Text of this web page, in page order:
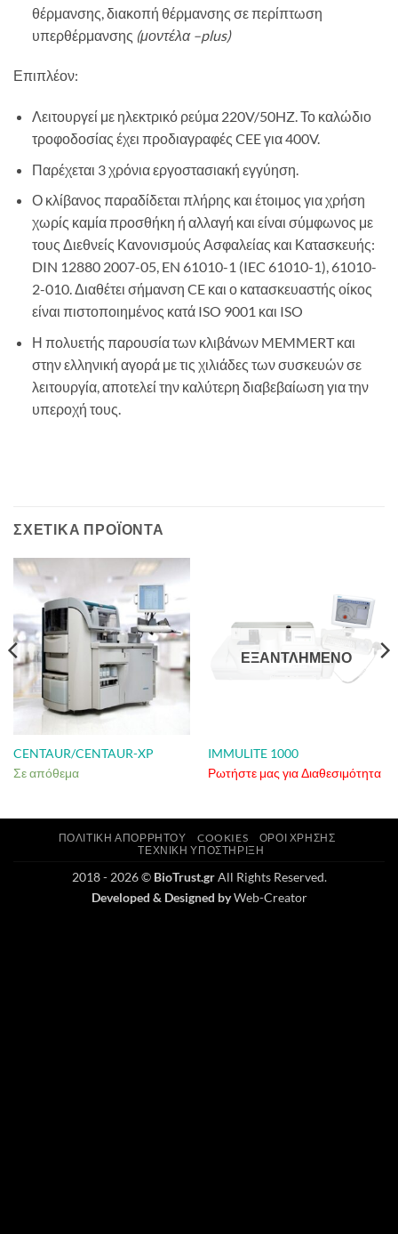
θέρμανσης, διακοπή θέρμανσης σε περίπτωση
υπερθέρμανσης (μοντέλα –plus)
Επιπλέον:
Λειτουργεί με ηλεκτρικό ρεύμα 220V/50HZ. Το καλώδιο
τροφοδοσίας έχει προδιαγραφές CEE για 400V.
Παρέχεται 3 χρόνια εργοστασιακή εγγύηση.
Ο κλίβανος παραδίδεται πλήρης και έτοιμος για χρήση
χωρίς καμία προσθήκη ή αλλαγή και είναι σύμφωνος με
τους Διεθνείς Κανονισμούς Ασφαλείας και Κατασκευής:
DIN 12880 2007-05, EN 61010-1 (IEC 61010-1), 61010-
2-010. Διαθέτει σήμανση CE και ο κατασκευαστής οίκος
είναι πιστοποιημένος κατά ISO 9001 και ISO
Η πολυετής παρουσία των κλιβάνων MEMMERT και
στην ελληνική αγορά με τις χιλιάδες των συσκευών σε
λειτουργία, αποτελεί την καλύτερη διαβεβαίωση για την
υπεροχή τους.
ΣΧΕΤΙΚΆ ΠΡΟΪΌΝΤΑ
CENTAUR/CENTAUR-XP
Σε απόθεμα
ΕΞΑΝΤΛΗΜΈΝΟ
IMMULITE 1000
Ρωτήστε μας για Διαθεσιμότητα
ΠΟΛΙΤΙΚΉ ΑΠΟΡΡΉΤΟΥ COOKIES
ΌΡΟΙ ΧΡΉΣΗΣ
ΤΕΧΝΙΚΉ ΥΠΟΣΤΉΡΙΞΗ
2018 - 2026 © BioTrust.grAll Rights Reserved.
Developed & Designed byWeb-Creator